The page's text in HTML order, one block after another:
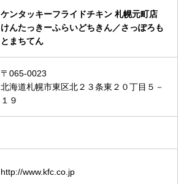
ケンタッキーフライドチキン 札幌元町店
けんたっきーふらいどちきん／さっぽろも
とまちてん
〒065-0023
北海道札幌市東区北２３条東２０丁目５－
１９
http://www.kfc.co.jp